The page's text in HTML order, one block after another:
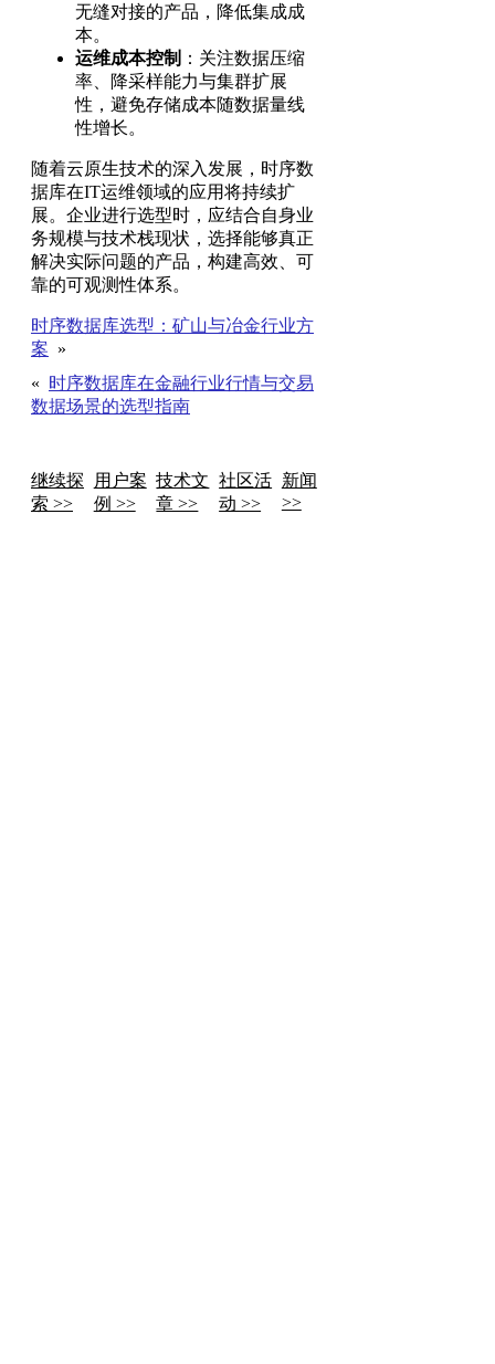
无缝对接的产品，降低集成成
本。
运维成本控制 ：关注数据压缩
率、降采样能力与集群扩展
性，避免存储成本随数据量线
性增长。
随着云原生技术的深入发展，时序数
据库在IT运维领域的应用将持续扩
展。企业进行选型时，应结合自身业
务规模与技术栈现状，选择能够真正
解决实际问题的产品，构建高效、可
靠的可观测性体系。
时序数据库选型：矿山与冶金行业方
案 »
« 时序数据库在金融行业行情与交易
数据场景的选型指南
继续探
索 >>
用户案
例 >>
技术文
章 >>
社区活
动 >>
新闻
>>